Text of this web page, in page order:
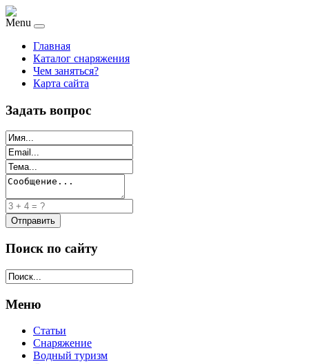
Menu
Главная
Каталог снаряжения
Чем заняться?
Карта сайта
Задать вопрос
Поиск по сайту
Меню
Статьи
Снаряжение
Водный туризм